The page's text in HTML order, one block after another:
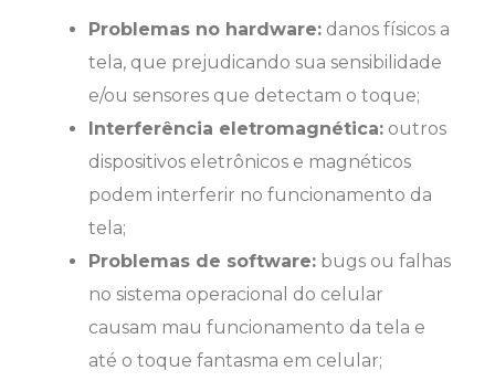
Problemas no hardware: danos físicos a
tela, que prejudicando sua sensibilidade
e/ou sensores que detectam o toque;
Interferência eletromagnética: outros
dispositivos eletrônicos e magnéticos
podem interferir no funcionamento da
tela;
Problemas de software: bugs ou falhas
no sistema operacional do celular
causam mau funcionamento da tela e
até o toque fantasma em celular;